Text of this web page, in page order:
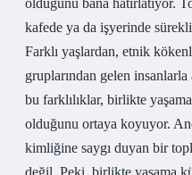
olduğunu bana hatırlatıyor.
kafede ya da işyerinde
Farklı yaşlardan, etnik
gruplarından gelen
bu farklılıklar, birlikte
olduğunu ortaya koyuyor.
kimliğine saygı duyan bir
değil. Peki, birlikte yaşama